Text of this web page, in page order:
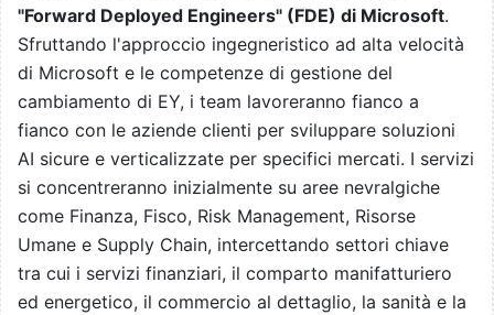
"Forward Deployed Engineers" (FDE) di Microsoft.
Sfruttando l'approccio ingegneristico ad alta velocità
di Microsoft e le competenze di gestione del
cambiamento di EY, i team lavoreranno fianco a
fianco con le aziende clienti per sviluppare soluzioni
AI sicure e verticalizzate per specifici mercati. I servizi
si concentreranno inizialmente su aree nevralgiche
come Finanza, Fisco, Risk Management, Risorse
Umane e Supply Chain, intercettando settori chiave
tra cui i servizi finanziari, il comparto manifatturiero
ed energetico, il commercio al dettaglio, la sanità e la